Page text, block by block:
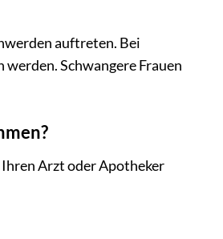
auftreten. Bei
Schwangere Frauen
Arzt oder Apotheker